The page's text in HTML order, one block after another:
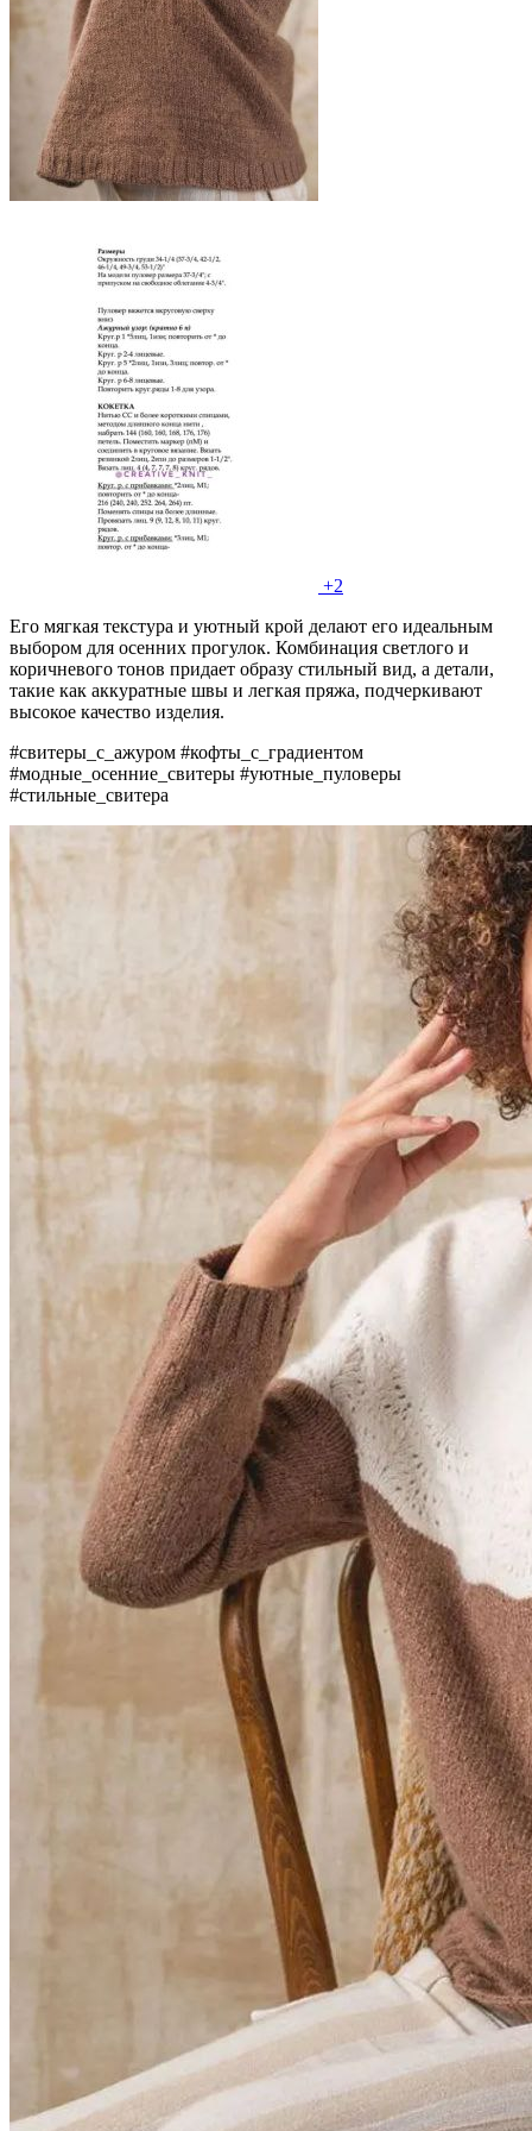
+2
Его мягкая текстура и уютный крой делают его идеальным
выбором для осенних прогулок. Комбинация светлого и
коричневого тонов придает образу стильный вид, а детали,
такие как аккуратные швы и легкая пряжа, подчеркивают
высокое качество изделия.
#свитеры_с_ажуром #кофты_с_градиентом
#модные_осенние_свитеры #уютные_пуловеры
#стильные_свитера